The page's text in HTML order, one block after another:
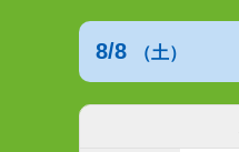
8/8 （土）